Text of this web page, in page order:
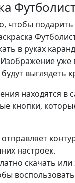
чтобы
в руках
выглядеть
находятся
кнопки,
настроек.
скачать